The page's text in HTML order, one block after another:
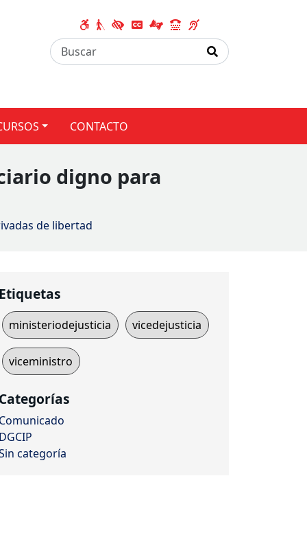
CONTACTO
digno para
de libertad
Etiquetas
ministeriodejusticia vicedejusticia
viceministro
Categorías
Comunicado
DGCIP
categoría